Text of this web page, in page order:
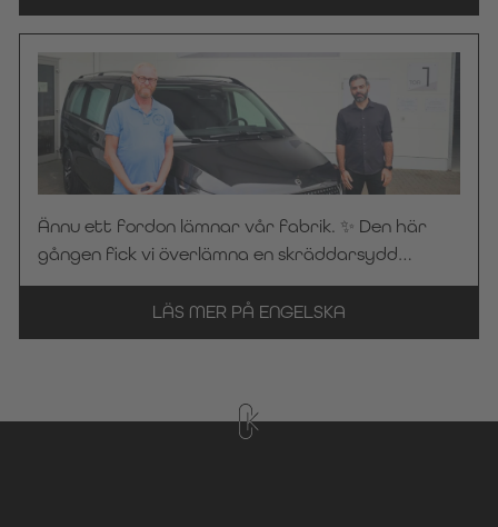
grafitgrått och utrustad med vår beprövade
LAHOLM-inredning, till begravningsbyrån Frey.
Kompakt i sina mått och samtidigt genomtänkt in
i minsta detalj – vårt LAHOLM-skeningssystem
erbjuder optimal utnyttjande av utrymmet och
smarta förvaringslösningar. Resultatet är ett
verkligt utrymmesunderverk som perfekt
begravningsentreprenörens vardag. 🤝 Stort
tack till begravningsbyrån Frey för förtroendet
för KC Manufaktur by Steelworks. Vi önskar hela
teamet en trevlig och säker resa!
Ännu ett fordon lämnar vår fabrik. ✨ Den här
gången fick vi överlämna en skräddarsydd
begravningsbil från Kuhlmann Cars till
begravningsbyrån Bayer i Kaarst. Varje fordon
tillverkas med stor omsorg om detaljerna och
utåt återspeglar företagets identitet och
LÄS MER PÅ ENGELSKA